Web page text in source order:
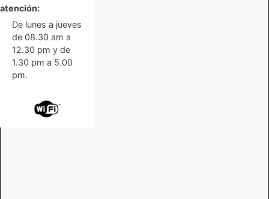
atención:
De lunes a jueves
de 08.30 am a
12.30 pm y de
1.30 pm a 5.00
pm.